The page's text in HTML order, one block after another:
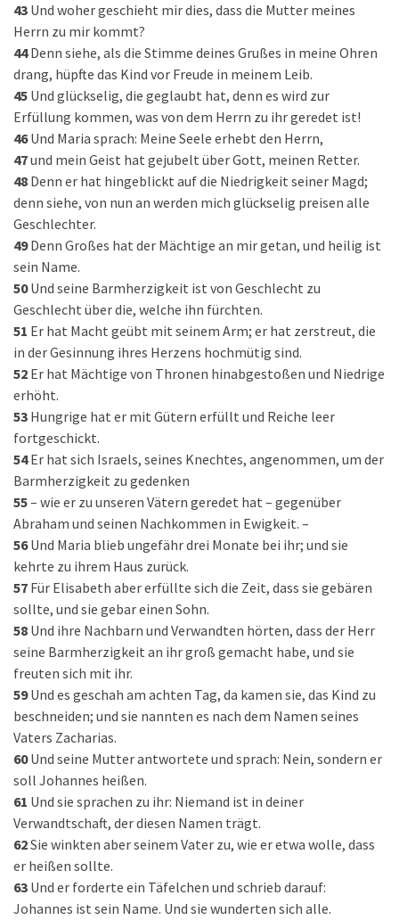
43 Und woher geschieht mir dies, dass die Mutter meines
Herrn zu mir kommt?
44 Denn siehe, als die Stimme deines Grußes in meine Ohren
drang, hüpfte das Kind vor Freude in meinem Leib.
45 Und glückselig, die geglaubt hat, denn es wird zur
Erfüllung kommen, was von dem Herrn zu ihr geredet ist!
46 Und Maria sprach: Meine Seele erhebt den Herrn,
47und mein Geist hat gejubelt über Gott, meinen Retter.
48 Denn er hat hingeblickt auf die Niedrigkeit seiner Magd;
denn siehe, von nun an werden mich glückselig preisen alle
Geschlechter.
49 Denn Großes hat der Mächtige an mir getan, und heilig ist
sein Name.
50 Und seine Barmherzigkeit ist von Geschlecht zu
Geschlecht über die, welche ihn fürchten.
51 Er hat Macht geübt mit seinem Arm; er hat zerstreut, die
in der Gesinnung ihres Herzens hochmütig sind.
52 Er hat Mächtige von Thronen hinabgestoßen und Niedrige
erhöht.
53 Hungrige hat er mit Gütern erfüllt und Reiche leer
fortgeschickt.
54 Er hat sich Israels, seines Knechtes, angenommen, um der
Barmherzigkeit zu gedenken
55– wie er zu unseren Vätern geredet hat – gegenüber
Abraham und seinen Nachkommen in Ewigkeit. –
56 Und Maria blieb ungefähr drei Monate bei ihr; und sie
kehrte zu ihrem Haus zurück.
57 Für Elisabeth aber erfüllte sich die Zeit, dass sie gebären
sollte, und sie gebar einen Sohn.
58 Und ihre Nachbarn und Verwandten hörten, dass der Herr
seine Barmherzigkeit an ihr groß gemacht habe, und sie
freuten sich mit ihr.
59 Und es geschah am achten Tag, da kamen sie, das Kind zu
beschneiden; und sie nannten es nach dem Namen seines
Vaters Zacharias.
60 Und seine Mutter antwortete und sprach: Nein, sondern er
soll Johannes heißen.
61 Und sie sprachen zu ihr: Niemand ist in deiner
Verwandtschaft, der diesen Namen trägt.
62Sie winkten aber seinem Vater zu, wie er etwa wolle, dass
er heißen sollte.
63 Und er forderte ein Täfelchen und schrieb darauf:
Johannes ist sein Name. Und sie wunderten sich alle.